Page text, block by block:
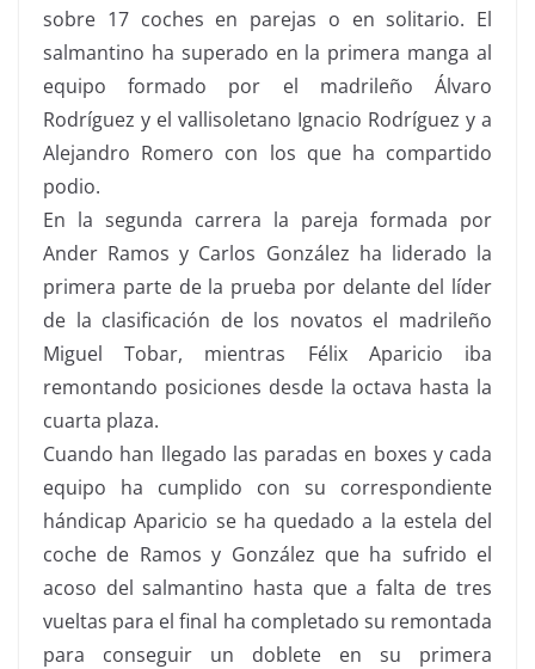
sobre 17 coches en parejas o en solitario. El
salmantino ha superado en la primera manga al
equipo formado por el madrileño Álvaro
Rodríguez y el vallisoletano Ignacio Rodríguez y a
Alejandro Romero con los que ha compartido
podio.
En la segunda carrera la pareja formada por
Ander Ramos y Carlos González ha liderado la
primera parte de la prueba por delante del líder
de la clasificación de los novatos el madrileño
Miguel Tobar, mientras Félix Aparicio iba
remontando posiciones desde la octava hasta la
cuarta plaza.
Cuando han llegado las paradas en boxes y cada
equipo ha cumplido con su correspondiente
hándicap Aparicio se ha quedado a la estela del
coche de Ramos y González que ha sufrido el
acoso del salmantino hasta que a falta de tres
vueltas para el final ha completado su remontada
para conseguir un doblete en su primera